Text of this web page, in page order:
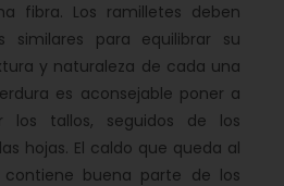
fibra. Los ramilletes deben
similares para equilibrar su
y naturaleza de cada una
es aconsejable poner a
los tallos, seguidos de los
hojas. El caldo que queda al
contiene buena parte de los